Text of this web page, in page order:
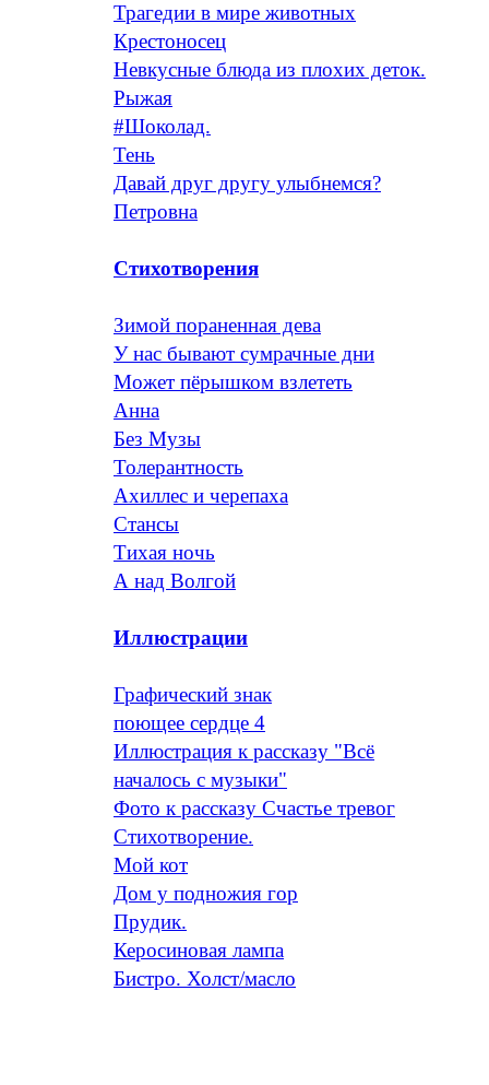
Трагедии в мире животных
Крестоносец
Невкусные блюда из плохих деток.
Рыжая
#Шоколад.
Тень
Давай друг другу улыбнемся?
Петровна
Стихотворения
Зимой пораненная дева
У нас бывают сумрачные дни
Может пёрышком взлететь
Анна
Без Музы
Толерантность
Ахиллес и черепаха
Стансы
Тихая ночь
А над Волгой
Иллюстрации
Графический знак
поющее сердце 4
Иллюстрация к рассказу "Всё
началось с музыки"
Фото к рассказу Счастье тревог
Стихотворение.
Мой кот
Дом у подножия гор
Прудик.
Керосиновая лампа
Бистро. Холст/масло